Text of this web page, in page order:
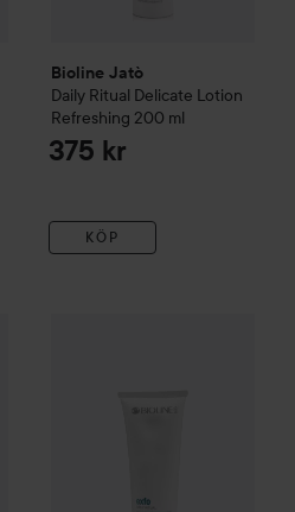
Bioline Jatò
Daily Ritual Delicate Lotion
Refreshing 200 ml
375 kr
KÖP